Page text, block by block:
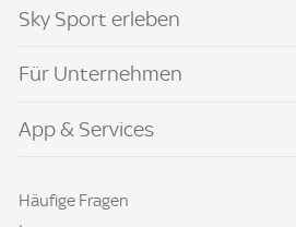
Sky Sport erleben
Für Unternehmen
App & Services
Häufige Fragen